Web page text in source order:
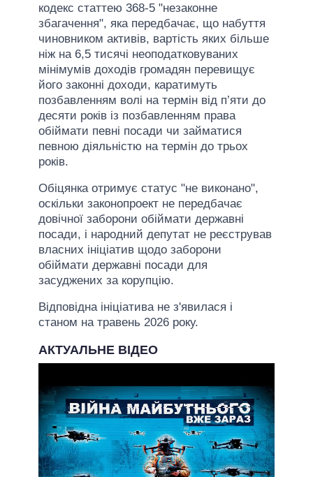
кодекс статтею 368-5 "незаконне
збагачення", яка передбачає, що набуття
чиновником активів, вартість яких більше
ніж на 6,5 тисячі неоподатковуваних
мінімумів доходів громадян перевищує
його законні доходи, каратимуть
позбавленням волі на термін від п’яти до
десяти років із позбавленням права
обіймати певні посади чи займатися
певною діяльністю на термін до трьох
років.
Обіцянка отримує статус "не виконано",
оскільки законопроект не передбачає
довічної заборони обіймати державні
посади, і народний депутат не реєстрував
власних ініціатив щодо заборони
обіймати державні посади для
засуджених за корупцію.
Відповідна ініціатива не з'явилася і
станом на травень 2026 року.
АКТУАЛЬНЕ ВІДЕО